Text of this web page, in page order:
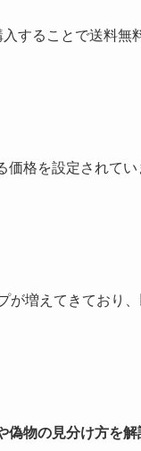
することで送料無
格を設定されて
増えてきており
偽物の見分け方を解